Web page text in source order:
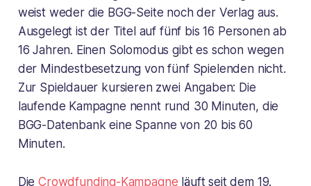
weist weder die BGG-Seite noch der Verlag aus.
Ausgelegt ist der Titel auf fünf bis 16 Personen ab
16 Jahren. Einen Solomodus gibt es schon wegen
der Mindestbesetzung von fünf Spielenden nicht.
Zur Spieldauer kursieren zwei Angaben: Die
laufende Kampagne nennt rund 30 Minuten, die
BGG-Datenbank eine Spanne von 20 bis 60
Minuten.
DieCrowdfunding-Kampagne läuft seit dem 19.